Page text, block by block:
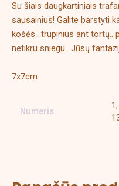
Su šiais daugkartiniais
sausainius! Galite barstyti
košės.. trupinius ant tortų..
netikru sniegu.. Jūsų
7x7cm
Numeris